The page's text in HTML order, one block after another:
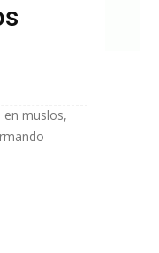
en muslos,